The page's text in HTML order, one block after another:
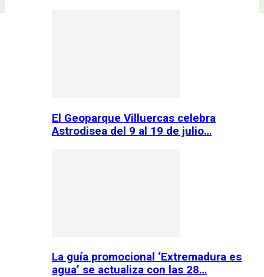
El Geoparque Villuercas celebra
Astrodisea del 9 al 19 de julio…
La guía promocional ‘Extremadura es
agua’ se actualiza con las 28…